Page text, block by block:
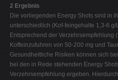
2 Ergebnis
Die vorliegenden Energy Shots sind in
unterschiedlich (Kof-feingehalte 1,3-6
Entsprechend der Verzehrsempfehlung
Koffeinzufuhren von 50-200 mg und
Gesundheitliche Risiken können sich
bei den in Rede stehenden Energy
Verzehrsempfehlung ergeben.